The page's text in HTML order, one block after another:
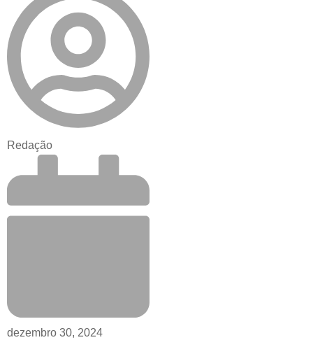
Redação
dezembro 30, 2024